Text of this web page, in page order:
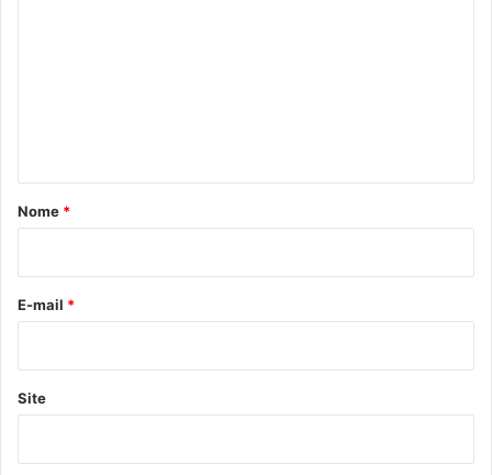
r
*
Nome *
E-mail *
Site